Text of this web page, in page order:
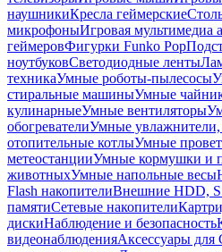
наушникиКресла геймерские
микрофоныИгровая мультимедиа
геймеровФигурки Funko Pop
ноутбуковСветодиодные ленты
техникаУмные роботы-пылесосы
стиральные машиныУмные
кулинарныеУмные вентиляторы
обогревателиУмные увлажнители,
отопительные котлыУмные
метеостанцииУмные кормушки и
животныхУмные напольные весы
Flash накопителиВнешние HDD,
памятиСетевые накопители
дискиНаблюдение и безопасность
видеонаблюденияАксессуары для